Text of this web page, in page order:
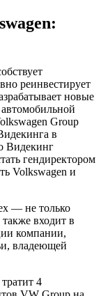
реинвестирует
новые
Group
в
Видекинг
гендиректором
Volkswagen и
— не только
входит в
компании,
владеющей
4